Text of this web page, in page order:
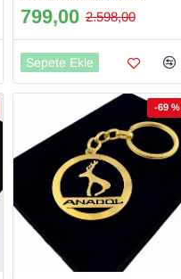
799,00 2.598,00
Sepete Ekle
-69 %